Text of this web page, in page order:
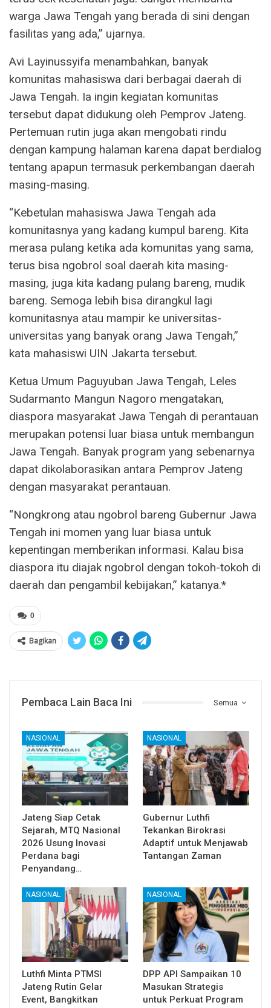
warga Jawa Tengah yang berada di sini dengan
fasilitas yang ada,” ujarnya.
Avi Layinussyifa menambahkan, banyak
komunitas mahasiswa dari berbagai daerah di
Jawa Tengah. Ia ingin kegiatan komunitas
tersebut dapat didukung oleh Pemprov Jateng.
Pertemuan rutin juga akan mengobati rindu
dengan kampung halaman karena dapat berdialog
tentang apapun termasuk perkembangan daerah
masing-masing.
“Kebetulan mahasiswa Jawa Tengah ada
komunitasnya yang kadang kumpul bareng. Kita
merasa pulang ketika ada komunitas yang sama,
terus bisa ngobrol soal daerah kita masing-
masing, juga kita kadang pulang bareng, mudik
bareng. Semoga lebih bisa dirangkul lagi
komunitasnya atau mampir ke universitas-
universitas yang banyak orang Jawa Tengah,”
kata mahasiswi UIN Jakarta tersebut.
Ketua Umum Paguyuban Jawa Tengah, Leles
Sudarmanto Mangun Nagoro mengatakan,
diaspora masyarakat Jawa Tengah di perantauan
merupakan potensi luar biasa untuk membangun
Jawa Tengah. Banyak program yang sebenarnya
dapat dikolaborasikan antara Pemprov Jateng
dengan masyarakat perantauan.
“Nongkrong atau ngobrol bareng Gubernur Jawa
Tengah ini momen yang luar biasa untuk
kepentingan memberikan informasi. Kalau bisa
diaspora itu diajak ngobrol dengan tokoh-tokoh di
daerah dan pengambil kebijakan,” katanya.*
0
Bagikan
Semua
Pembaca Lain Baca Ini
NASIONAL
Jateng Siap Cetak
Sejarah, MTQ Nasional
2026 Usung Inovasi
Perdana bagi
Penyandang…
NASIONAL
Gubernur Luthfi
Tekankan Birokrasi
Adaptif untuk Menjawab
Tantangan Zaman
NASIONAL
Luthfi Minta PTMSI
Jateng Rutin Gelar
Event, Bangkitkan
NASIONAL
DPP API Sampaikan 10
Masukan Strategis
untuk Perkuat Program